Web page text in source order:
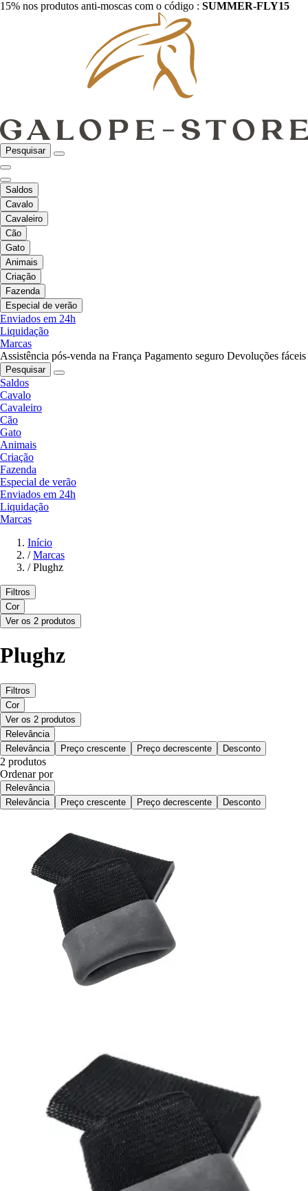
15% nos produtos anti-moscas com o código : SUMMER-FLY15
Pesquisar
Saldos
Cavalo
Cavaleiro
Cão
Gato
Animais
Criação
Fazenda
Especial de verão
Enviados em 24h
Liquidação
Marcas
Assistência pós-venda na França Pagamento seguro Devoluções fáceis
Pesquisar
Saldos
Cavalo
Cavaleiro
Cão
Gato
Animais
Criação
Fazenda
Especial de verão
Enviados em 24h
Liquidação
Marcas
Início
/ Marcas
/ Plughz
Filtros
Cor
Ver os 2 produtos
Plughz
Filtros
Cor
Ver os 2 produtos
Relevância
Relevância
Preço crescente Preço decrescente Desconto
2 produtos
Ordenar por
Relevância
Relevância
Preço crescente Preço decrescente Desconto